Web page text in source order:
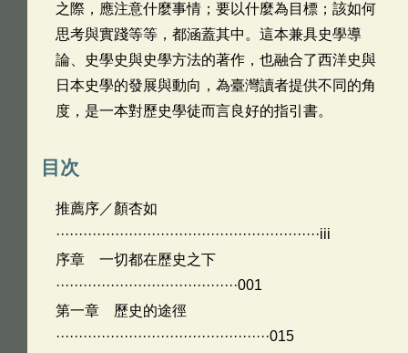
之際，應注意什麼事情；要以什麼為目標；該如何
思考與實踐等等，都涵蓋其中。這本兼具史學導
論、史學史與史學方法的著作，也融合了西洋史與
日本史學的發展與動向，為臺灣讀者提供不同的角
度，是一本對歷史學徒而言良好的指引書。
目次
推薦序／顏杏如
··························································iii
序章 一切都在歷史之下
········································001
第一章 歷史的途徑
···············································015